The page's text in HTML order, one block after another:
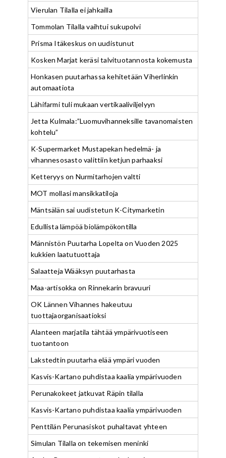
Vierulan Tilalla ei jahkailla
Tommolan Tilalla vaihtui sukupolvi
Prisma Itäkeskus on uudistunut
Kosken Marjat keräsi talvituotannosta kokemusta
Honkasen puutarhassa kehitetään Viherlinkin
automaatiota
Lähifarmi tuli mukaan vertikaaliviljelyyn
Jetta Kulmala:”Luomuvihanneksille tavanomaisten
kohtelu”
K-Supermarket Mustapekan hedelmä- ja
vihannesosasto valittiin ketjun parhaaksi
Ketteryys on Nurmitarhojen valtti
MOT mollasi mansikkatiloja
Mäntsälän sai uudistetun K-Citymarketin
Edullista lämpöä biolämpökontilla
Männistön Puutarha Lopelta on Vuoden 2025
kukkien laatutuottaja
Salaatteja Wääksyn puutarhasta
Maa-artisokka on Rinnekarin bravuuri
OK Lännen Vihannes hakeutuu
tuottajaorganisaatioksi
Alanteen marjatila tähtää ympärivuotiseen
tuotantoon
Lakstedtin puutarha elää ympäri vuoden
Kasvis-Kartano puhdistaa kaalia ympärivuoden
Perunakokeet jatkuvat Räpin tilalla
Kasvis-Kartano puhdistaa kaalia ympärivuoden
Penttilän Perunasiskot puhaltavat yhteen
Simulan Tilalla on tekemisen meninki